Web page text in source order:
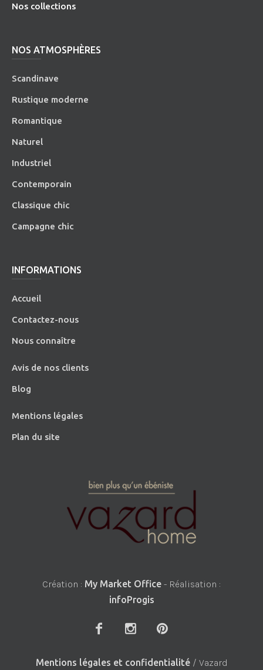
Nos collections
NOS ATMOSPHÈRES
Scandinave
Rustique moderne
Romantique
Naturel
Industriel
Contemporain
Classique chic
Campagne chic
INFORMATIONS
Accueil
Contactez-nous
Nous connaître
Avis de nos clients
Blog
Mentions légales
Plan du site
Création : My Market Office - Réalisation :
infoProgis
Mentions légales et confidentialité/ Vazard